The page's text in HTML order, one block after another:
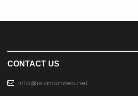
CONTACT US
info@islamonweb.net